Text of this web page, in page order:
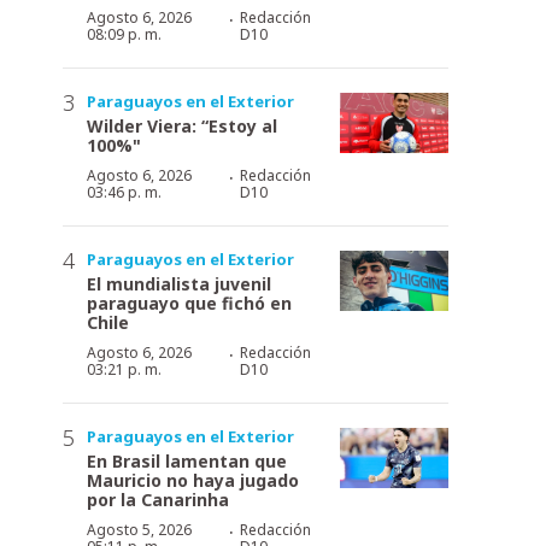
Agosto 6, 2026
08:09 p. m.
· Redacción
D10
Paraguayos en el Exterior
Wilder Viera: “Estoy al
100%"
Agosto 6, 2026
03:46 p. m.
· Redacción
D10
Paraguayos en el Exterior
El mundialista juvenil
paraguayo que fichó en
Chile
Agosto 6, 2026
03:21 p. m.
· Redacción
D10
Paraguayos en el Exterior
En Brasil lamentan que
Mauricio no haya jugado
por la Canarinha
Agosto 5, 2026
· Redacción